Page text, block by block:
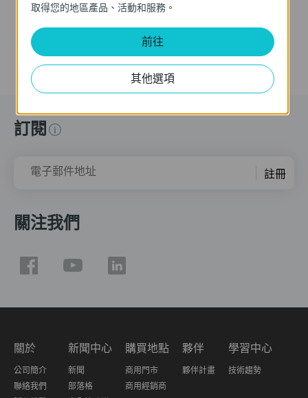
更多
訂閱
電子郵件地址 註冊
關注我們
關於
公司簡介
聯絡我們
新聞中心
新聞
部落格
購買地點
商用門市
商用經銷商
夥伴
夥伴計畫
學習中心
技術趨勢
取得您的地區產品、活動和服務。
前往
其他選項